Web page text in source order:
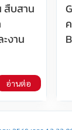
สืบสาน
งาน
อ่านต่อ